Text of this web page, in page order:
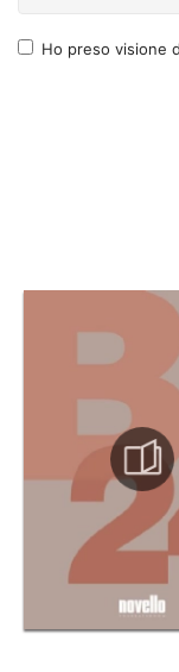
Ho preso visione